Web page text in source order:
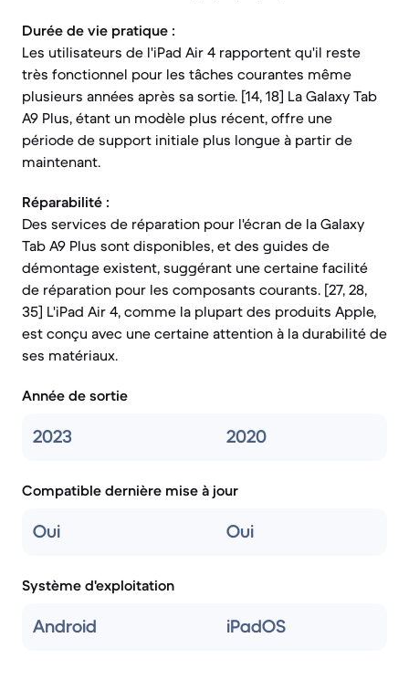
Durée de vie pratique :
Les utilisateurs de l'iPad Air 4 rapportent qu'il reste
très fonctionnel pour les tâches courantes même
plusieurs années après sa sortie. [14, 18] La Galaxy Tab
A9 Plus, étant un modèle plus récent, offre une
période de support initiale plus longue à partir de
maintenant.
Réparabilité :
Des services de réparation pour l'écran de la Galaxy
Tab A9 Plus sont disponibles, et des guides de
démontage existent, suggérant une certaine facilité
de réparation pour les composants courants. [27, 28,
35] L'iPad Air 4, comme la plupart des produits Apple,
est conçu avec une certaine attention à la durabilité de
ses matériaux.
Année de sortie
2023 2020
Compatible dernière mise à jour
Oui Oui
Système d'exploitation
Android iPadOS